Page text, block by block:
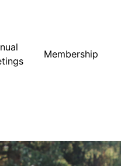
Membership